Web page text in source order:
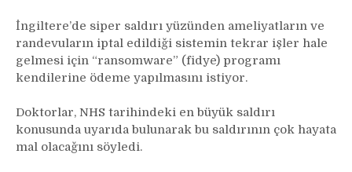
İngiltere’de siper saldırı yüzünden ameliyatların ve
randevuların iptal edildiği sistemin tekrar işler hale
gelmesi için “ransomware” (fidye) programı
kendilerine ödeme yapılmasını istiyor.
Doktorlar, NHS tarihindeki en büyük saldırı
konusunda uyarıda bulunarak bu saldırının çok hayata
mal olacağını söyledi.